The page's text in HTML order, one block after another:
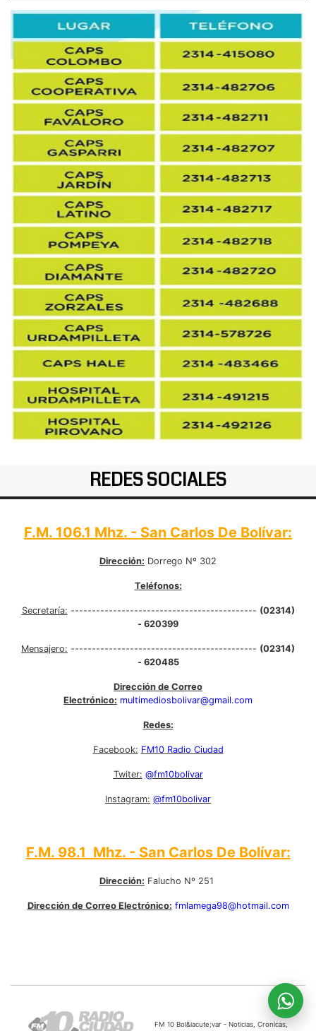
REDES SOCIALES
F.M. 106.1 Mhz. - San Carlos De Bolívar:
Dirección: Dorrego Nº 302
Teléfonos:
Secretaría: -------------------------------------------- (02314)
- 620399
Mensajero: -------------------------------------------- (02314)
- 620485
Dirección de Correo
Electrónico: multimediosbolivar@gmail.com
Redes:
Facebook: FM10 Radio Ciudad
Twiter: @fm10bolivar
Instagram: @fm10bolivar
F.M. 98.1 Mhz. - San Carlos De Bolívar:
Dirección: Falucho Nº 251
Dirección de Correo Electrónico: fmlamega98@hotmail.com
FM 10 Bol&iacute;var - Noticias, Cronicas,